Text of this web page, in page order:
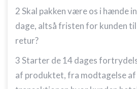
2 Skal pakken være os i hænde
dage, altså fristen for kunden til
retur?
3 Starter de 14 dages
af produktet, fra modtagelse